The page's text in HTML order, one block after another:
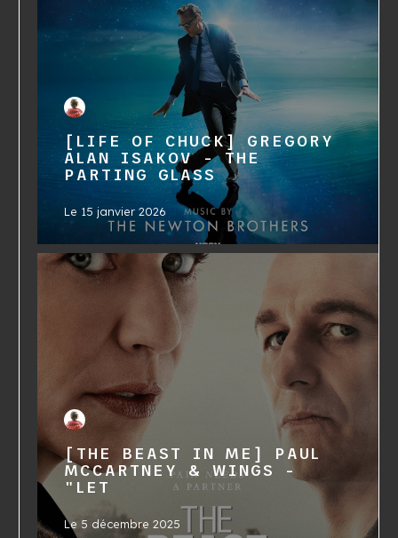
[LIFE OF CHUCK] GREGORY
ALAN ISAKOV - THE
PARTING GLASS
Le 15 janvier 2026
[THE BEAST IN ME] PAUL
MCCARTNEY & WINGS -
"LET
Le 5 décembre 2025